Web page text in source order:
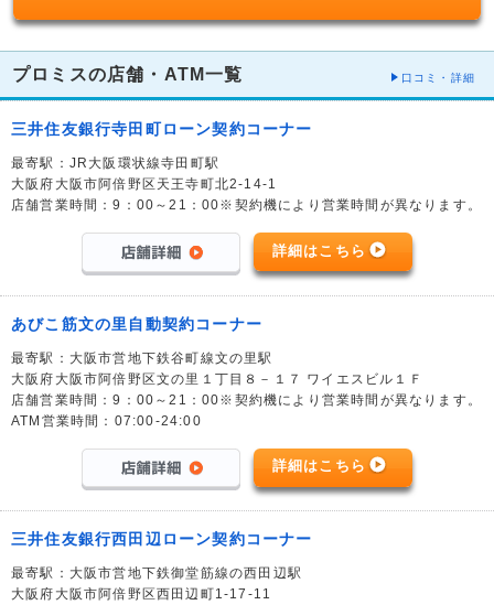
プロミスの店舗・ATM一覧 口コミ・詳細
三井住友銀行寺田町ローン契約コーナー
最寄駅：JR大阪環状線寺田町駅
大阪府大阪市阿倍野区天王寺町北2-14-1
店舗営業時間：9：00～21：00※契約機により営業時間が異なります。
詳細はこちら
あびこ筋文の里自動契約コーナー
最寄駅：大阪市営地下鉄谷町線文の里駅
大阪府大阪市阿倍野区文の里１丁目８－１７ ワイエスビル１Ｆ
店舗営業時間：9：00～21：00※契約機により営業時間が異なります。
ATM営業時間：07:00-24:00
詳細はこちら
三井住友銀行西田辺ローン契約コーナー
最寄駅：大阪市営地下鉄御堂筋線の西田辺駅
大阪府大阪市阿倍野区西田辺町1-17-11